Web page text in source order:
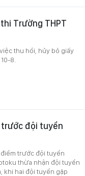
Trường THPT
thu hồi, hủy bỏ giấy
8.
trước đội tuyển
điểm trước đội tuyển
thừa nhận đội tuyển
khi hai đội tuyển gặp